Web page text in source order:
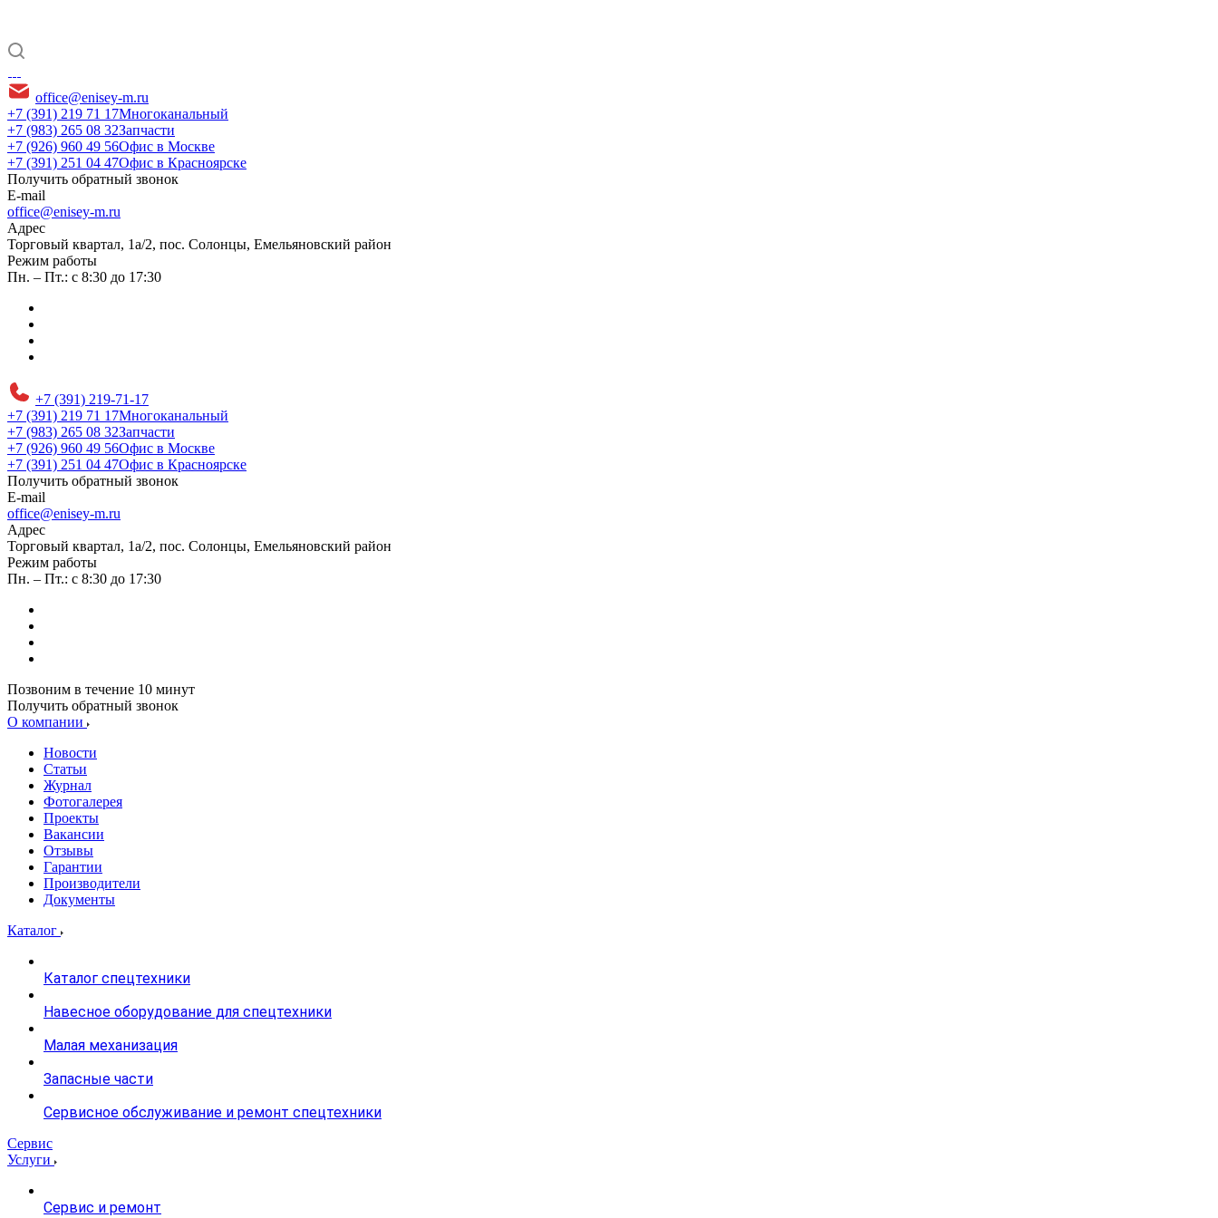
office@enisey-m.ru
+7 (391) 219 71 17Многоканальный
+7 (983) 265 08 32Запчасти
+7 (926) 960 49 56Офис в Москве
+7 (391) 251 04 47Офис в Красноярске
Получить обратный звонок
E-mail
office@enisey-m.ru
Адрес
​Торговый квартал, 1а/2, пос. Солонцы, Емельяновский район
Режим работы
Пн. – Пт.: с 8:30 до 17:30
+7 (391) 219-71-17
+7 (391) 219 71 17Многоканальный
+7 (983) 265 08 32Запчасти
+7 (926) 960 49 56Офис в Москве
+7 (391) 251 04 47Офис в Красноярске
Получить обратный звонок
E-mail
office@enisey-m.ru
Адрес
​Торговый квартал, 1а/2, пос. Солонцы, Емельяновский район
Режим работы
Пн. – Пт.: с 8:30 до 17:30
Позвоним в течение 10 минут
Получить обратный звонок
О компании
Новости
Статьи
Журнал
Фотогалерея
Проекты
Вакансии
Отзывы
Гарантии
Производители
Документы
Каталог
Каталог спецтехники
Навесное оборудование для спецтехники
Малая механизация
Запасные части
Сервисное обслуживание и ремонт спецтехники
Сервис
Услуги
Сервис и ремонт